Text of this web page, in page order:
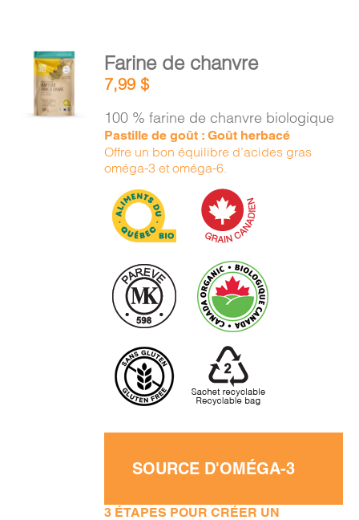
AJOUTER
AU
PANIER
/
Farine de chanvre
7,99$
100 % farine de chanvre biologique
Pastille de goût : Goût herbacé
Offre un bon équilibre d’acides gras
oméga-3 et oméga-6.
SOURCE D'OMÉGA-3
3 ÉTAPES POUR CRÉER UN